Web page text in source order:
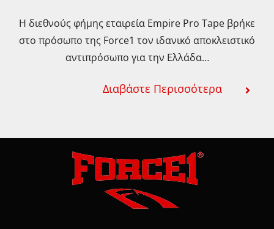
Η διεθνούς φήμης εταιρεία Empire Pro Tape βρήκε
στο πρόσωπο της Force1 τον ιδανικό αποκλειστικό
αντιπρόσωπο για την Ελλάδα…
Διαβάστε Περισσότερα